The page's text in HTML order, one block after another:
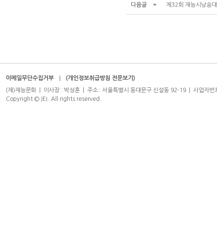
다음글 제32회 재능시낭송
이메일무단수집거부 (개인정보취급방침 전문보기)
(재)재능문화 | 이사장 : 박성훈 | 주소 : 서울특별시 동대문구 신설동 92-19 | 사
Copyright © JEI. All rights reserved.